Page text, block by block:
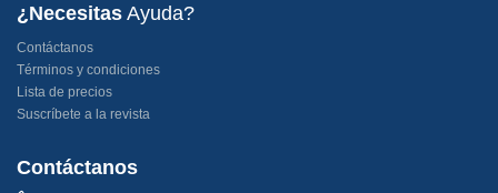
¿Necesitas Ayuda?
Contáctanos
Términos y condiciones
Lista de precios
Suscríbete a la revista
Contáctanos